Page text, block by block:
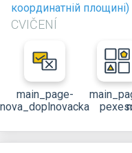
координатній площині)
CVIČENÍ
main_page-
nova_doplnovacka